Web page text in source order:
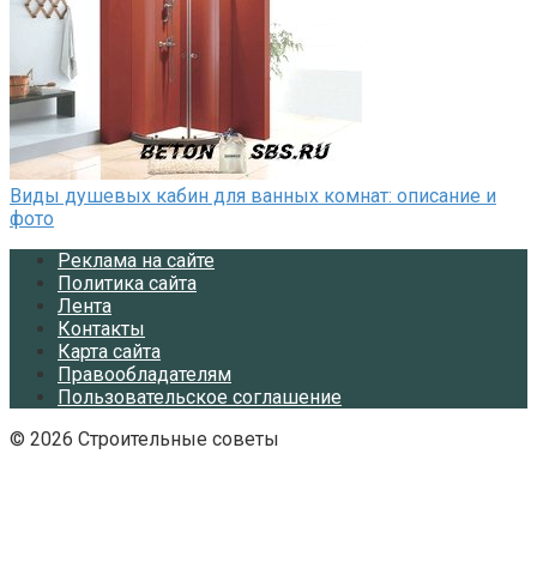
Виды душевых кабин для ванных комнат: описание и
фото
Реклама на сайте
Политика сайта
Лента
Контакты
Карта сайта
Правообладателям
Пользовательское соглашение
© 2026 Строительные советы